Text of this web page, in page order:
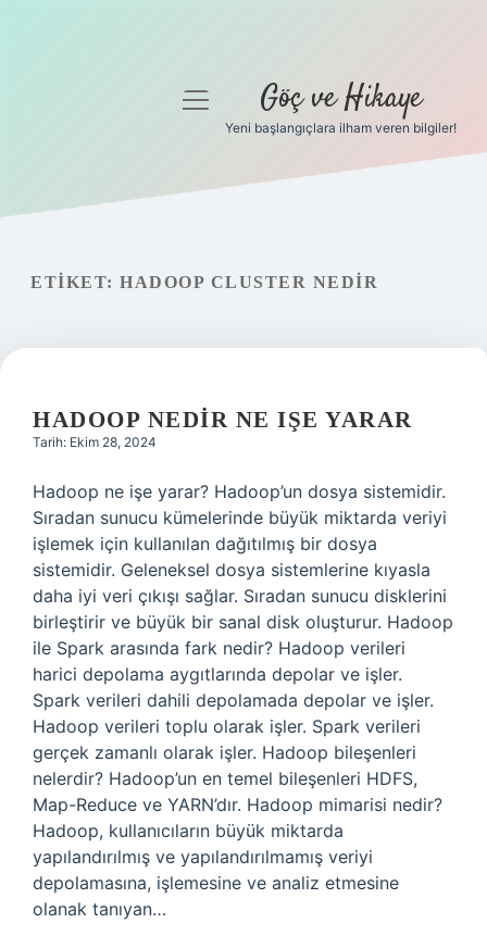
Gizlilik Politikası
menüyü
Göç ve Hikaye
Yeni başlangıçlara ilham veren bilgiler!
ETIKET: HADOOP CLUSTER NEDIR
HADOOP NEDIR NE IŞE YARAR
Tarih: Ekim 28, 2024
Hadoop ne işe yarar? Hadoop’un dosya sistemidir.
Sıradan sunucu kümelerinde büyük miktarda veriyi
işlemek için kullanılan dağıtılmış bir dosya
sistemidir. Geleneksel dosya sistemlerine kıyasla
daha iyi veri çıkışı sağlar. Sıradan sunucu disklerini
birleştirir ve büyük bir sanal disk oluşturur. Hadoop
ile Spark arasında fark nedir? Hadoop verileri
harici depolama aygıtlarında depolar ve işler.
Spark verileri dahili depolamada depolar ve işler.
Hadoop verileri toplu olarak işler. Spark verileri
gerçek zamanlı olarak işler. Hadoop bileşenleri
nelerdir? Hadoop’un en temel bileşenleri HDFS,
Map-Reduce ve YARN’dır. Hadoop mimarisi nedir?
Hadoop, kullanıcıların büyük miktarda
yapılandırılmış ve yapılandırılmamış veriyi
depolamasına, işlemesine ve analiz etmesine
olanak tanıyan…